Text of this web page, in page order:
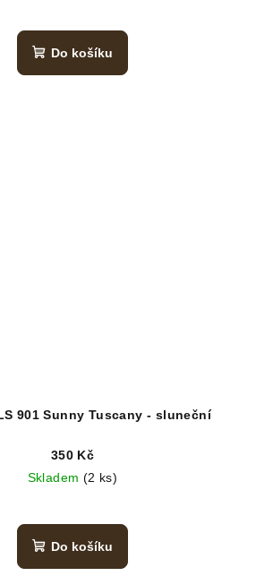
Do košíku
BLS 901 Sunny Tuscany - sluneční
350 Kč
Skladem (2 ks)
Do košíku